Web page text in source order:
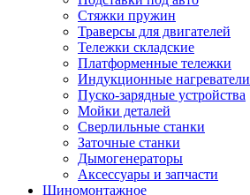
Стяжки пружин
Траверсы для двигателей
Тележки складские
Платформенные тележки
Индукционные нагреватели
Пуско-зарядные устройства
Мойки деталей
Сверлильные станки
Заточные станки
Дымогенераторы
Аксессуары и запчасти
Шиномонтажное